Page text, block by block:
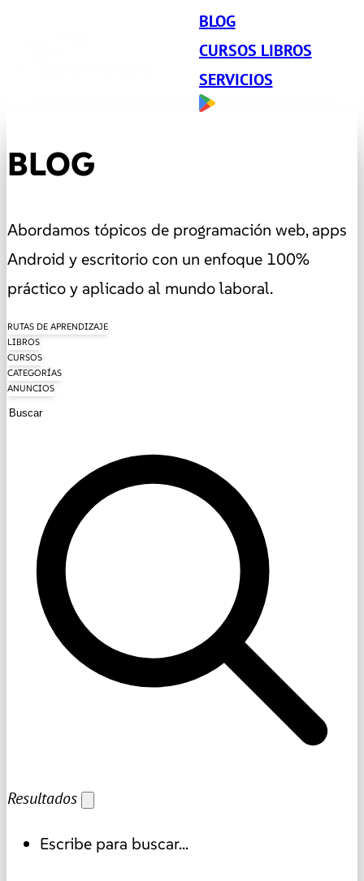
BLOG
CURSOS LIBROS
SERVICIOS
BLOG
Abordamos tópicos de programación web, apps
Android y escritorio con un enfoque 100%
práctico y aplicado al mundo laboral.
RUTAS DE APRENDIZAJE
LIBROS
CURSOS
CATEGORÍAS
ANUNCIOS
Resultados
Escribe para buscar...